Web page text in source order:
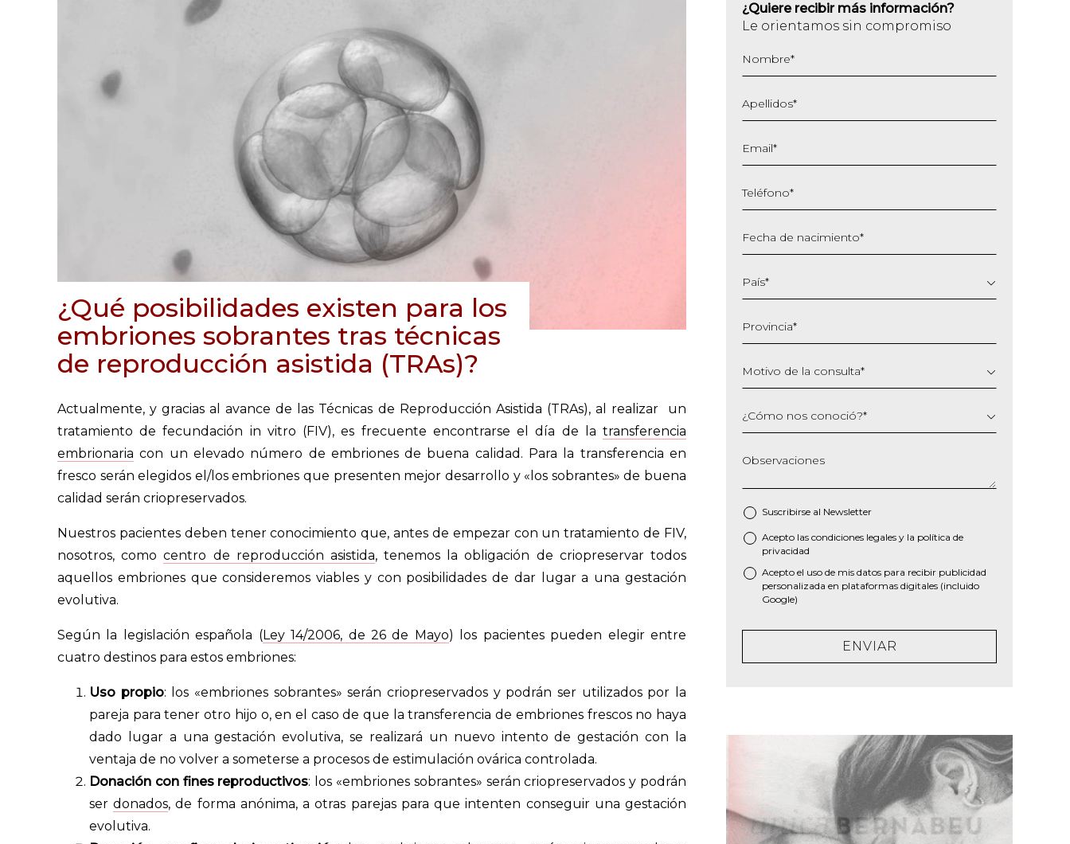
¿Qué posibilidades existen para los
embriones sobrantes tras técnicas
de reproducción asistida (TRAs)?
Actualmente, y gracias al avance de las Técnicas de Reproducción Asistida (TRAs), al realizar un
tratamiento de fecundación in vitro (FIV), es frecuente encontrarse el día de la transferencia
embrionaria con un elevado número de embriones de buena calidad. Para la transferencia en
fresco serán elegidos el/los embriones que presenten mejor desarrollo y «los sobrantes» de buena
calidad serán criopreservados.
Nuestros pacientes deben tener conocimiento que, antes de empezar con un tratamiento de FIV,
nosotros, comocentro de reproducción asistida, tenemos la obligación de criopreservar todos
aquellos embriones que consideremos viables y con posibilidades de dar lugar a una gestación
evolutiva.
Según la legislación española (Ley 14/2006, de 26 de Mayo) los pacientes pueden elegir entre
cuatro destinos para estos embriones:
Uso propio: los «embriones sobrantes» serán criopreservados y podrán ser utilizados por la
pareja para tener otro hijo o, en el caso de que la transferencia de embriones frescos no haya
dado lugar a una gestación evolutiva, se realizará un nuevo intento de gestación con la
ventaja de no volver a someterse a procesos de estimulación ovárica controlada.
Donación con fines reproductivos: los «embriones sobrantes» serán criopreservados y podrán
serdonados, de forma anónima, a otras parejas para que intenten conseguir una gestación
evolutiva.
¿Quiere recibir más información?
Le orientamos sin compromiso
Nombre*
Apellidos*
Email*
Teléfono*
Fecha de nacimiento*
barra
MM
AAAA
País*
Provincia*
Motivo de la consulta*
¿Cómo nos conoció?*
Observaciones
Suscribirse al Newsletter
* Acepto las condiciones legales y la política de
privacidad
Acepto el uso de mis datos para recibir publicidad
personalizada en plataformas digitales (incluido
Google)
ENVIAR